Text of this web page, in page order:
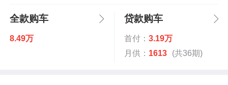
全款购车
8.49万
贷款购车
首付： 3.19万
月供： 1613 (共36期)